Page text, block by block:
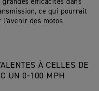
efficacités dans
ce qui pourrait
l'avenir des motos
À CELLES DE
UN 0-100 MPH